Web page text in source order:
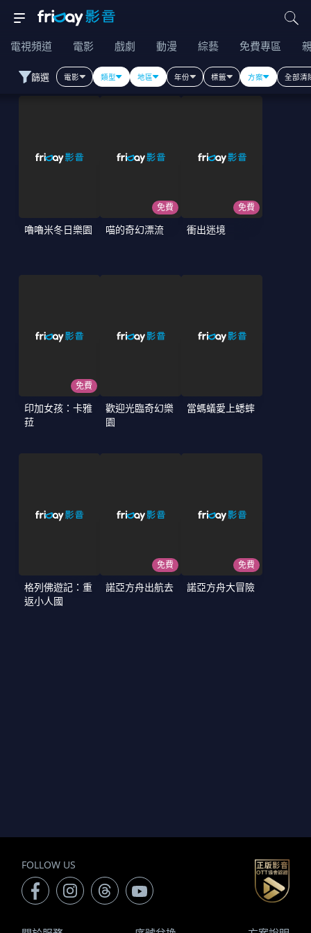
電視頻道 電影 戲劇 動漫 綜藝 免費專區
篩選 電影 類型 地區 年份 標籤 方案 全部清
嚕嚕米冬日樂園
免費
喵的奇幻漂流
免費
衝出迷境
免費
印加女孩：卡雅
菈
歡迎光臨奇幻樂
園
當螞蟻愛上蟋蟀
格列佛遊記：重
返小人國
免費
諾亞方舟出航去
免費
諾亞方舟大冒險
FOLLOW US